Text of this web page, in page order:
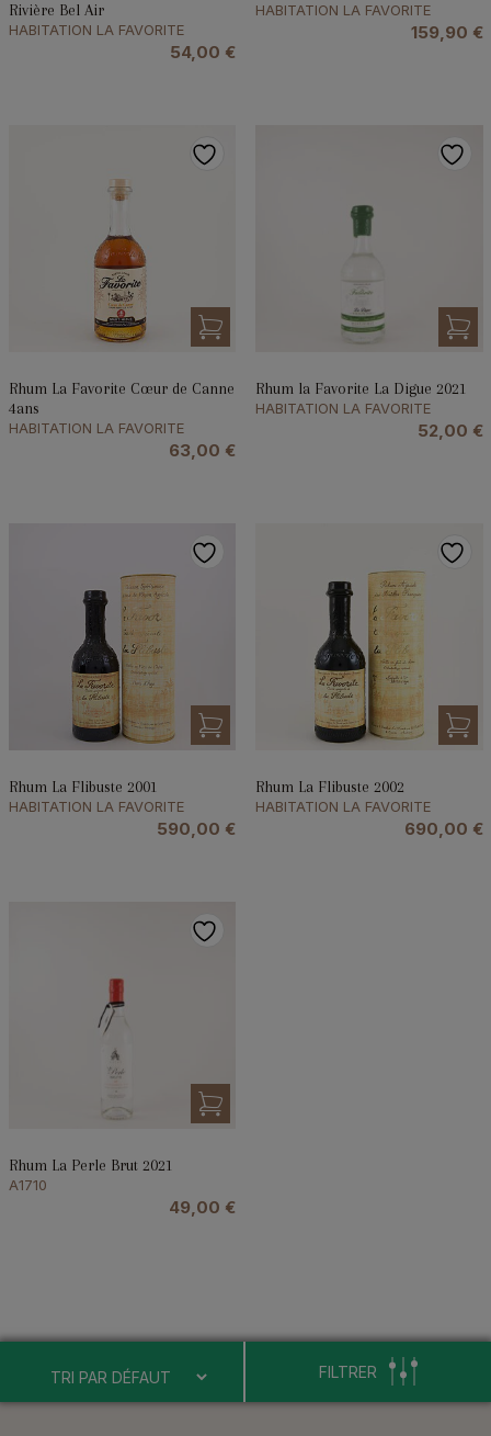
Rivière Bel Air
HABITATION LA FAVORITE
54,00 €
HABITATION LA FAVORITE
159,90 €
Rhum La Favorite Cœur de Canne
4ans
HABITATION LA FAVORITE
63,00 €
Rhum la Favorite La Digue 2021
HABITATION LA FAVORITE
52,00 €
Rhum La Flibuste 2001
HABITATION LA FAVORITE
590,00 €
Rhum La Flibuste 2002
HABITATION LA FAVORITE
690,00 €
Rhum La Perle Brut 2021
A1710
49,00 €
FILTRER